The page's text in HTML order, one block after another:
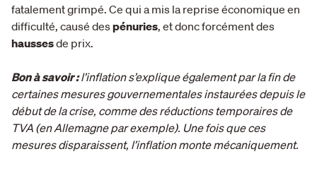
fatalement grimpé. Ce qui a mis la reprise économique en
difficulté, causé despénuries, et donc forcément des
haussesde prix.
Bon à savoir :l’inflation s’explique également par la fin de
certaines mesures gouvernementales instaurées depuis le
début de la crise, comme des réductions temporaires de
TVA (en Allemagne par exemple). Une fois que ces
mesures disparaissent, l’inflation monte mécaniquement.